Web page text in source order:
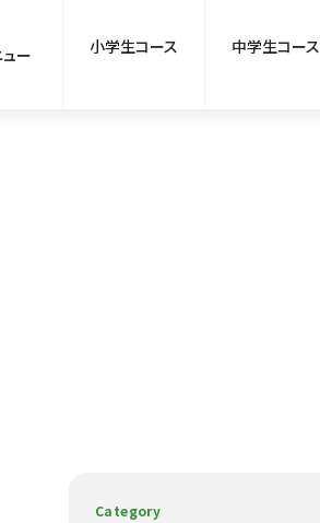
ー 小学生コース 中学生コース
Category